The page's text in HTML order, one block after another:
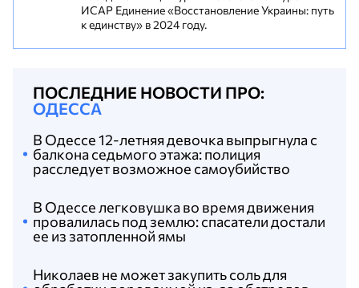
ИСАР Единение «Восстановление Украины: путь
к единству» в 2024 году.
ПОСЛЕДНИЕ НОВОСТИ ПРО:
ОДЕССА
Николаев не может закупить соль для
В Одессе легковушка во время движения
провалилась под землю: спасатели достали
ее из затопленной ямы
В Одессе 12-летняя девочка выпрыгнула с
балкона седьмого этажа: полиция
расследует возможное самоубийство